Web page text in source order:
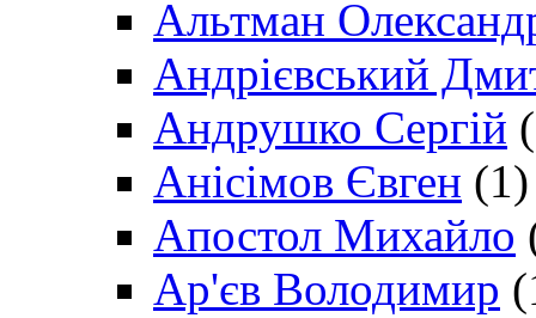
Альтман
Андрієвський
Андрушко Сергій
Анісімов Євген (1)
Апостол Михайло
Ар'єв Володимир